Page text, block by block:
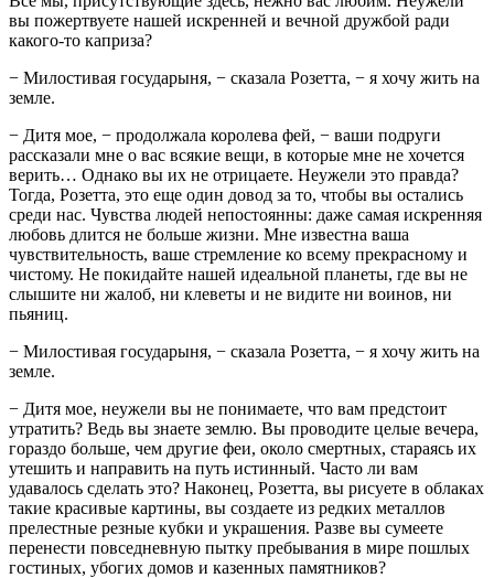
вы пожертвуете нашей искренней и вечной дружбой ради
какого-то каприза?
− Милостивая государыня, − сказала Розетта, − я хочу жить на
земле.
− Дитя мое, − продолжала королева фей, − ваши подруги
рассказали мне о вас всякие вещи, в которые мне не хочется
верить… Однако вы их не отрицаете. Неужели это правда?
Тогда, Розетта, это еще один довод за то, чтобы вы остались
среди нас. Чувства людей непостоянны: даже самая искренняя
любовь длится не больше жизни. Мне известна ваша
чувствительность, ваше стремление ко всему прекрасному и
чистому. Не покидайте нашей идеальной планеты, где вы не
слышите ни жалоб, ни клеветы и не видите ни воинов, ни
пьяниц.
− Милостивая государыня, − сказала Розетта, − я хочу жить на
земле.
− Дитя мое, неужели вы не понимаете, что вам предстоит
утратить? Ведь вы знаете землю. Вы проводите целые вечера,
гораздо больше, чем другие феи, около смертных, стараясь их
утешить и направить на путь истинный. Часто ли вам
удавалось сделать это? Наконец, Розетта, вы рисуете в облаках
такие красивые картины, вы создаете из редких металлов
прелестные резные кубки и украшения. Разве вы сумеете
перенести повседневную пытку пребывания в мире пошлых
гостиных, убогих домов и казенных памятников?